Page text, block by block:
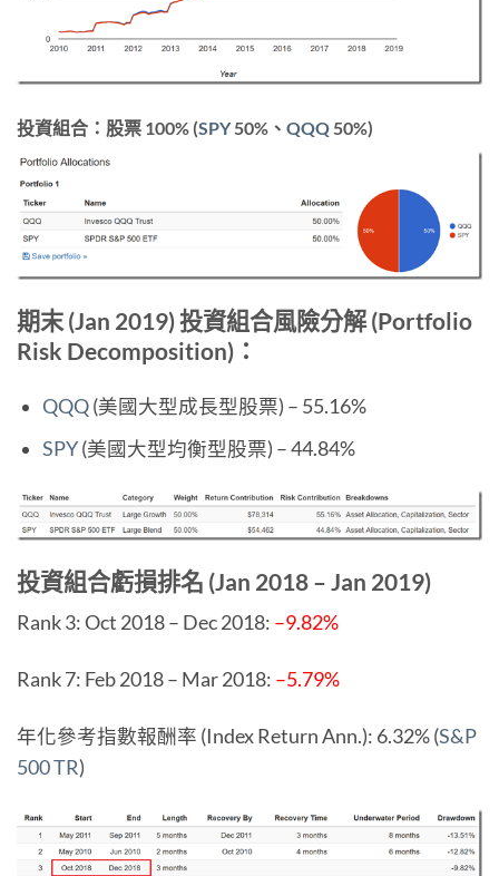
投資組合： 股票 100% (SPY50%、 QQQ 50%)
期末 (Jan 2019) 投資組合風險分解 (Portfolio
Risk Decomposition)：
QQQ(美國大型成長型股票) – 55.16%
SPY(美國大型均衡型股票) – 44.84%
投資組合虧損排名 (Jan 2018 – Jan 2019)
Rank 3: Oct 2018 – Dec 2018: –9.82%
Rank 7: Feb 2018 – Mar 2018: –5.79%
年化參考指數報酬率 (Index Return Ann.): 6.32% (S&P
500 TR)